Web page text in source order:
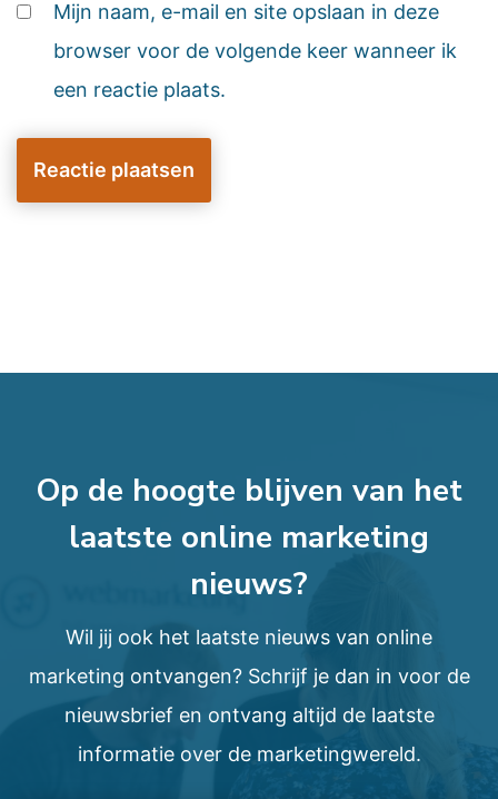
Mijn naam, e-mail en site opslaan in deze
browser voor de volgende keer wanneer ik
een reactie plaats.
Op de hoogte blijven van het
laatste online marketing
nieuws?
Wil jij ook het laatste nieuws van online
marketing ontvangen? Schrijf je dan in voor de
nieuwsbrief en ontvang altijd de laatste
informatie over de marketingwereld.